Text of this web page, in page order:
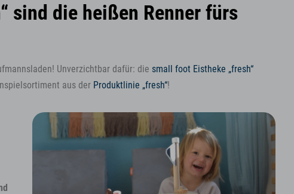
sind die heißen Renner fürs
Unverzichtbar dafür: die small foot Eistheke „fresh“
aus der Produktlinie „fresh“!